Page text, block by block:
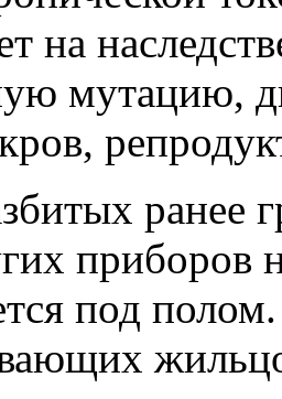
на
мутацию,
ранее
приборов
под